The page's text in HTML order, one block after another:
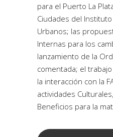
para el Puerto La
Ciudades del
Urbanos; las
Internas para los
lanzamiento de la
comentada; el
la interacción con la
actividades
Beneficios para la